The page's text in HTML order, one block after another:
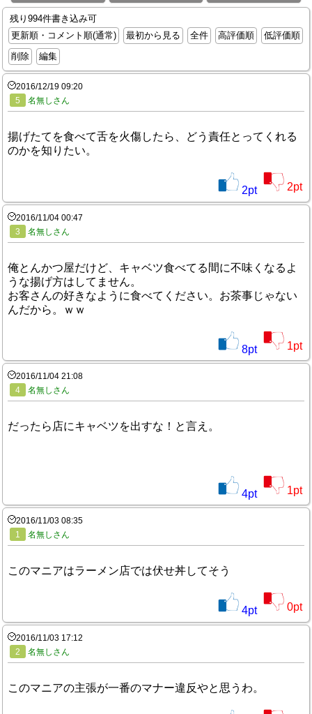
残り994件書き込み可
更新順・コメント順(通常)
最初から見る 全件 高評価順
低評価順
削除
編集
2016/12/19 09:20
5
名無しさん
揚げたてを食べて舌を火傷したら、どう責任とってくれる
のかを知りたい。
2pt 2pt
2016/11/04 00:47
3
名無しさん
俺とんかつ屋だけど、キャベツ食べてる間に不味くなるよ
うな揚げ方はしてません。
お客さんの好きなように食べてください。お茶事じゃない
んだから。ｗｗ
8pt 1pt
2016/11/04 21:08
4
名無しさん
だったら店にキャベツを出すな！と言え。
4pt 1pt
2016/11/03 08:35
1
名無しさん
このマニアはラーメン店では伏せ丼してそう
4pt 0pt
2016/11/03 17:12
2
名無しさん
このマニアの主張が一番のマナー違反やと思うわ。